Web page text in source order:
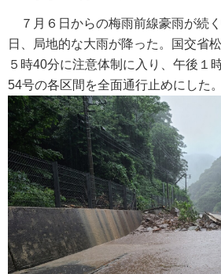
７月６日からの梅雨前線豪雨が続
日、局地的な大雨が降った。国交省
５時40分に注意体制に入り、午後１
54号の各区間を全面通行止めにした。